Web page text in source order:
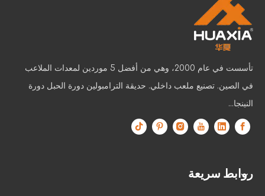
تأسست في عام 2000، وهي من أفضل 5 موردين لمعدات الملاعب
في الصين. تصنيع ملعب داخلي. حديقة الترامبولين دورة الحبل دورة
النينجا...
روابط سريعة